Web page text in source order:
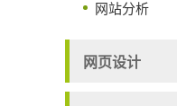
网站分析
网页设计